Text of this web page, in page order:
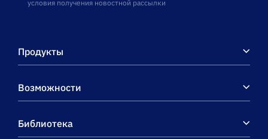
условия получения новостной рассылки
Продукты
Возможности
Библиотека